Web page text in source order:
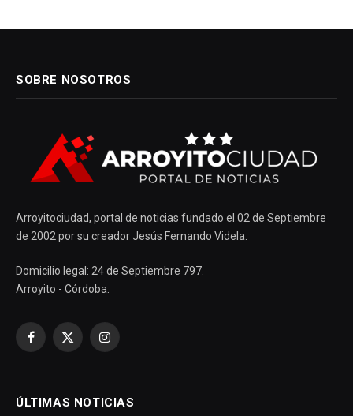
SOBRE NOSOTROS
Arroyitociudad, portal de noticias fundado el 02 de Septiembre
de 2002 por su creador Jesús Fernando Videla.
Domicilio legal: 24 de Septiembre 797.
Arroyito - Córdoba.
Facebook
X
Instagram
ÚLTIMAS NOTICIAS